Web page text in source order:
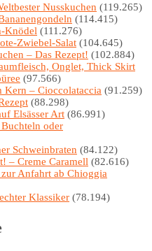
Nusskuchen (119.265)
(114.415)
Knödel (111.276)
Zwiebel-Salat (104.645)
– Das Rezept! (102.884)
Onglet, Thick Skirt
(97.566)
Kern – Cioccolataccia (91.259)
(88.298)
Elsässer Art (86.991)
oder
Schweinbraten (84.122)
– Creme Caramell (82.616)
Anfahrt ab Chioggia
Klassiker (78.194)